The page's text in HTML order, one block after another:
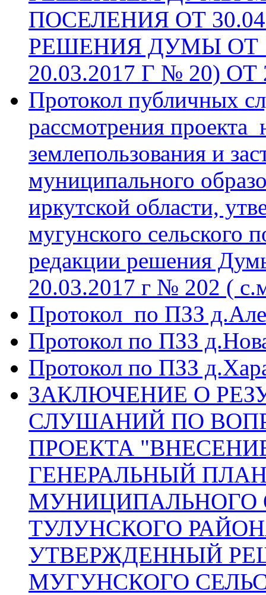
ПОСЕЛЕНИЯ ОТ
РЕШЕНИЯ ДУМЫ ОТ
20.03.2017 Г № 20) ОТ
Протокол публичных
рассмотрения проекта
землепользования и
муниципального
иркутской области,
мугунского сельского
редакции решения
20.03.2017 г № 202 (
Протокол по ПЗЗ
Протокол по ПЗЗ
Протокол по ПЗЗ
ЗАКЛЮЧЕНИЕ О
СЛУШАНИЙ ПО
ПРОЕКТА
ГЕНЕРАЛЬНЫЙ
МУНИЦИПАЛЬНОГО
ТУЛУНСКОГО
УТВЕРЖДЕННЫЙ
МУГУНСКОГО